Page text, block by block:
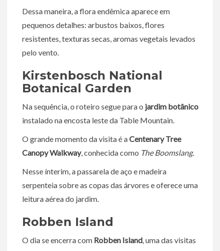
Dessa maneira, a flora endêmica aparece em
pequenos detalhes: arbustos baixos, flores
resistentes, texturas secas, aromas vegetais levados
pelo vento.
Kirstenbosch National
Botanical Garden
Na sequência, o roteiro segue para o jardim botânico
instalado na encosta leste da Table Mountain.
O grande momento da visita é aCentenary Tree
Canopy Walkway, conhecida como The Boomslang.
Nesse ínterim, a passarela de aço e madeira
serpenteia sobre as copas das árvores e oferece uma
leitura aérea do jardim.
Robben Island
O dia se encerra com Robben Island, uma das visitas